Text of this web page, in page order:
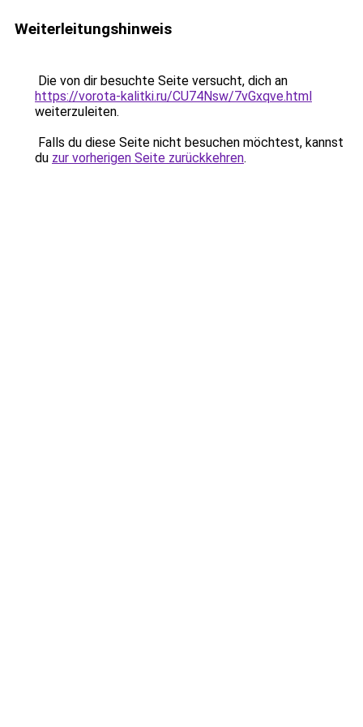
Weiterleitungshinweis
Die von dir besuchte Seite versucht, dich an
https://vorota-kalitki.ru/CU74Nsw/7vGxqve.html
weiterzuleiten.
Falls du diese Seite nicht besuchen möchtest, kannst
du zur vorherigen Seite zurückkehren.